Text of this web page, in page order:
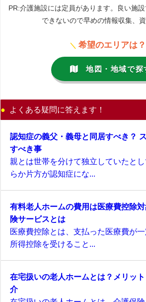
PR:介護施設には定員があります。良い施
できないので早めの情報収集、資
＼ 希望のエリアは？
地図・地域で探
よくある疑問に答えます！
認知症の義父・義母と同居すべき？
すべき事
親とは世帯を分けて独立していたと
らか片方が認知症にな...
有料老人ホームの費用は医療費控除
険サービスとは
医療費控除とは、支払った医療費が
所得控除を受けること...
在宅扱いの老人ホームとは？メリッ
介